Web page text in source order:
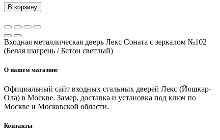
В корзину
Входная металлическая дверь Лекс Соната с зеркалом №102
(Белая шагрень / Бетон светлый)
О нашем магазине
Официальный сайт входных стальных дверей Лекс (Йошкар-
Ола) в Москве. Замер, доставка и установка под ключ по
Москве и Московской области.
Контакты